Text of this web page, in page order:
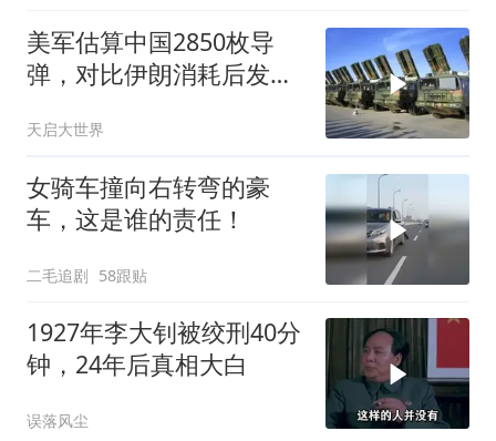
美军估算中国2850枚导
弹，对比伊朗消耗后发现
天启大世界
女骑车撞向右转弯的豪
车，这是谁的责任！
二毛追剧 58跟贴
1927年李大钊被绞刑40分
钟，24年后真相大白
误落风尘